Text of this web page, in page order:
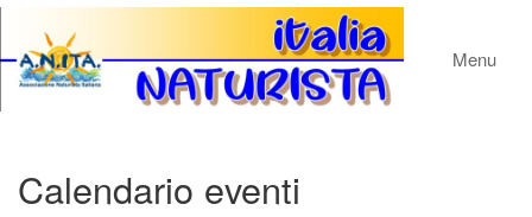
Menu
Calendario eventi